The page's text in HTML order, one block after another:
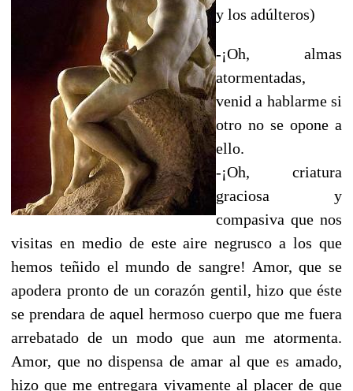
y los adúlteros)
-¡Oh, almas
atormentadas,
venid a hablarme si
otro no se opone a
ello.
-¡Oh, criatura
graciosa y
compasiva que nos
visitas en medio de este aire negrusco a los que
hemos teñido el mundo de sangre! Amor, que se
apodera pronto de un corazón gentil, hizo que éste
se prendara de aquel hermoso cuerpo que me fuera
arrebatado de un modo que aun me atormenta.
Amor, que no dispensa de amar al que es amado,
hizo que me entregara vivamente al placer de que